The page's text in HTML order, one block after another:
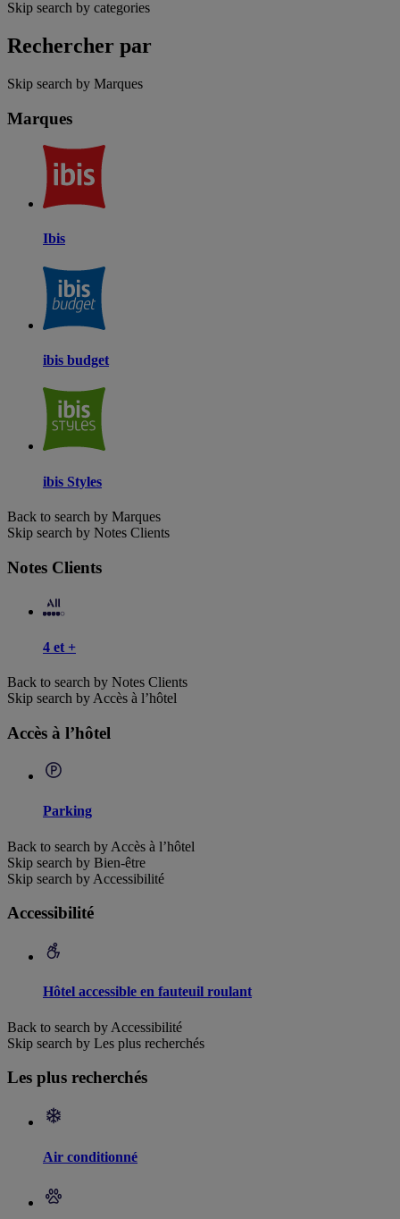
Skip search by categories
Rechercher par
Skip search by Marques
Marques
Ibis
ibis budget
ibis Styles
Back to search by Marques
Skip search by Notes Clients
Notes Clients
4 et +
Back to search by Notes Clients
Skip search by Accès à l’hôtel
Accès à l’hôtel
Parking
Back to search by Accès à l’hôtel
Skip search by Bien-être
Skip search by Accessibilité
Accessibilité
Hôtel accessible en fauteuil roulant
Back to search by Accessibilité
Skip search by Les plus recherchés
Les plus recherchés
Air conditionné